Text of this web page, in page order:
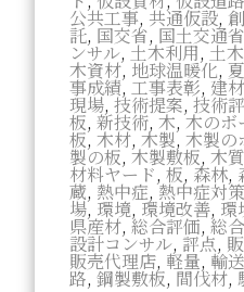
公共工事,共通仮設,
託, 国交省, 国土交通省
ンサル,土木利用,土
木資材,地球温暖化,
事成績, 工事表彰,建材
現場,技術提案,技術
板,新技術,木,木のボ
板, 木材,木製, 木製の
製の板,木製敷板,木質
材料ヤード,板,森林,
蔵, 熱中症,熱中症対策
場, 環境,環境改善, 環
県産材,総合評価,総
設計コンサル, 評点,
販売代理店, 軽量,輸
路, 鋼製敷板,間伐材,